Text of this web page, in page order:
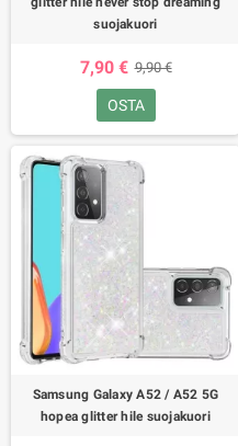
suojakuori
7,90 € 9,90 €
OSTA
Samsung Galaxy A52 / A52 5G
hopea glitter hile suojakuori